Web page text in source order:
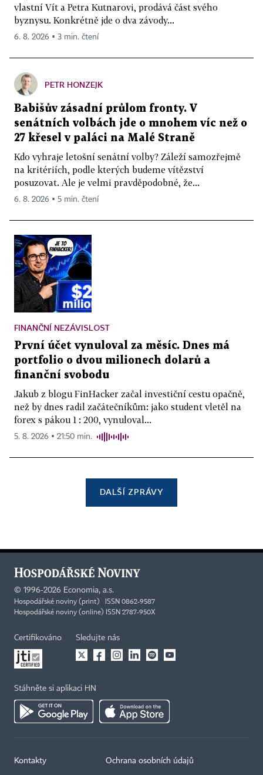
vlastní Vít a Petra Kutnarovi, prodává část svého
byznysu. Konkrétně jde o dva závody...
6. 8. 2026 ▪ 3 min. čtení
PETR HONZEJK
Babišův zásadní průlom fronty. V
senátních volbách jde o mnohem víc než o
27 křesel v paláci na Malé Straně
Kdo vyhraje letošní senátní volby? Záleží samozřejmě
na kritériích, podle kterých budeme vítězství
posuzovat. Ale je velmi pravděpodobné, že...
6. 8. 2026 ▪ 5 min. čtení
FINANČNÍ NEZÁVISLOST
První účet vynuloval za měsíc. Dnes má
portfolio o dvou milionech dolarů a
finanční svobodu
Jakub z blogu FinHacker začal investiční cestu opačně,
než by dnes radil začátečníkům: jako student vletěl na
forex s pákou 1 : 200, vynuloval...
5. 8. 2026 ▪ 21:50 min.
DALŠÍ ZPRÁVY
© 1996-2026 Economia, a.s.
Hospodářské noviny (print) ISSN 0862-9587
Hospodářské noviny (online) ISSN 2787-950X
Certifikováno Sledujte nás
Stáhněte si aplikaci HN
Kontakty Ochrana osobních údajů